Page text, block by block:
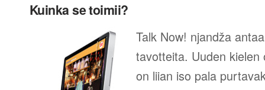
Kuinka se toimii?
Talk Now! njandža
tavotteita. Uuden
on liian iso pala